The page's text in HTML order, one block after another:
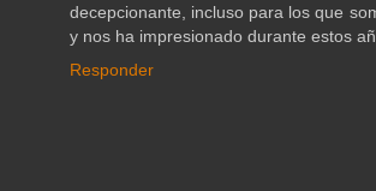
decepcionante, incluso para los que
y nos ha impresionado durante estos
Responder